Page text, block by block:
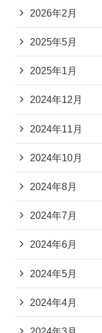
2026年2月
2025年5月
2025年1月
2024年12月
2024年11月
2024年10月
2024年8月
2024年7月
2024年6月
2024年5月
2024年4月